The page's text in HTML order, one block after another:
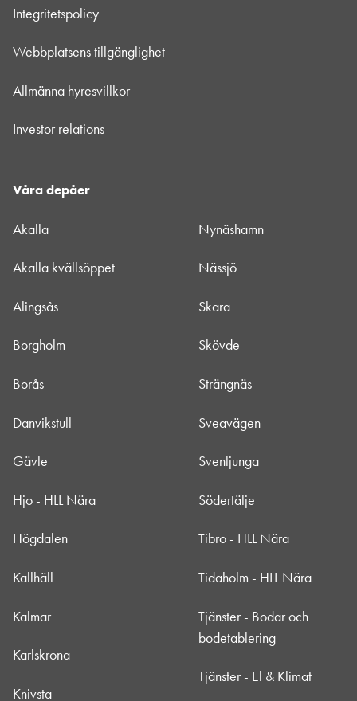
Integritetspolicy
Webbplatsens tillgänglighet
Allmänna hyresvillkor
Investor relations
Våra depåer
Akalla
Akalla kvällsöppet
Alingsås
Borgholm
Borås
Danvikstull
Gävle
Hjo - HLL Nära
Högdalen
Kallhäll
Kalmar
Karlskrona
Knivsta
Nynäshamn
Nässjö
Skara
Skövde
Strängnäs
Sveavägen
Svenljunga
Södertälje
Tibro - HLL Nära
Tidaholm - HLL Nära
Tjänster - Bodar och
bodetablering
Tjänster - El & Klimat